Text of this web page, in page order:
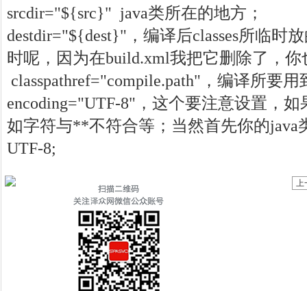
srcdir="${src}" java类所在的地方；
destdir="${dest}"，编译后classes所临时
时呢，因为在build.xml我把它删除了，
classpathref="compile.path"，编译所要
encoding="UTF-8"，这个要注意设置，
如字符与**不符合等；当然首先你的java
UTF-8;
上